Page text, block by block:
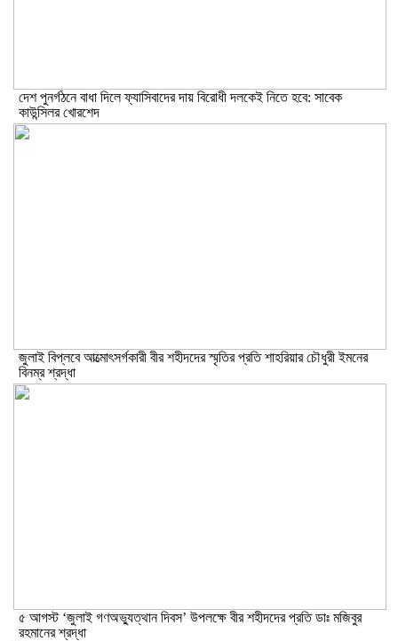
দেশ পুনর্গঠনে বাধা দিলে ফ্যাসিবাদের দায় বিরোধী দলকেই নিতে হবে: সাবেক
কাউন্সিলর খোরশেদ
জুলাই বিপ্লবে আত্মোৎসর্গকারী বীর শহীদদের স্মৃতির প্রতি শাহরিয়ার চৌধুরী ইমনের
বিনম্র শ্রদ্ধা
৫ আগস্ট ‘জুলাই গণঅভ্যুত্থান দিবস’ উপলক্ষে বীর শহীদদের প্রতি ডাঃ মজিবুর
রহমানের শ্রদ্ধা